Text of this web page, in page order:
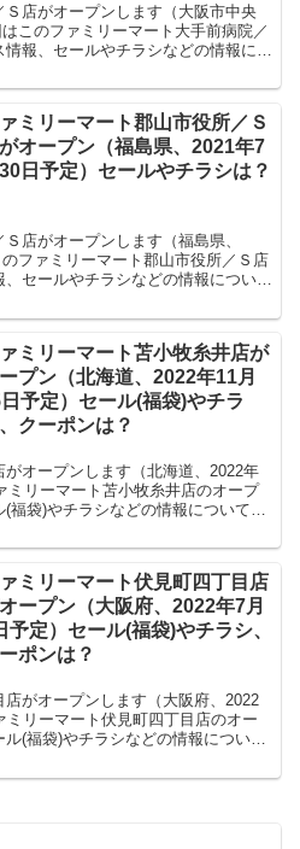
店がオープンします（大阪市中央
このファミリーマート大手前病院／
報、セールやチラシなどの情報につ
ミリーマート郡山市役所／Ｓ
オープン（福島県、2021年7
日予定）セールやチラシは？
店がオープンします（福島県、
ファミリーマート郡山市役所／Ｓ店
セールやチラシなどの情報について
ミリーマート苫小牧糸井店が
プン（北海道、2022年11月
予定）セール(福袋)やチラ
クーポンは？
オープンします（北海道、2022年
ミリーマート苫小牧糸井店のオープ
袋)やチラシなどの情報についてま
ミリーマート伏見町四丁目店
ープン（大阪府、2022年7月
予定）セール(福袋)やチラシ、
ポンは？
がオープンします（大阪府、2022
リーマート伏見町四丁目店のオー
(福袋)やチラシなどの情報について